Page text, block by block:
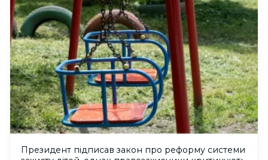
Президент підписав закон про реформу системи